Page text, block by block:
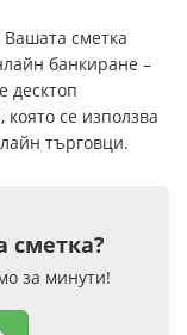
сметка
банкиране –
десктоп
се използва
търговци.
сметка?
за минути!